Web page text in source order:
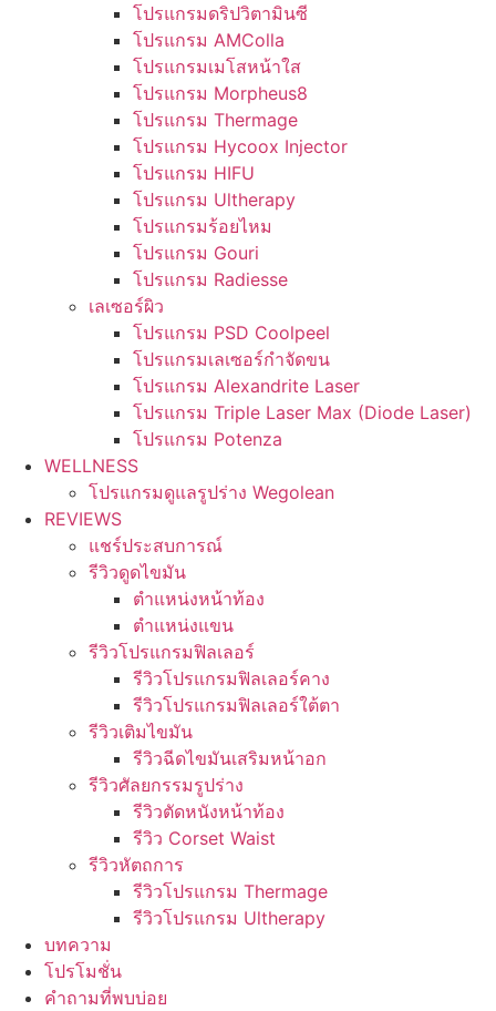
โปรแกรมดริปวิตามินซี
โปรแกรม AMColla
โปรแกรมเมโสหน้าใส
โปรแกรม Morpheus8
โปรแกรม Thermage
โปรแกรม Hycoox Injector
โปรแกรม HIFU
โปรแกรม Ultherapy
โปรแกรมร้อยไหม
โปรแกรม Gouri
โปรแกรม Radiesse
เลเซอร์ผิว
โปรแกรม PSD Coolpeel
โปรแกรมเลเซอร์กำจัดขน
โปรแกรม Alexandrite Laser
โปรแกรม Triple Laser Max (Diode Laser)
โปรแกรม Potenza
WELLNESS
โปรแกรมดูแลรูปร่าง Wegolean
REVIEWS
แชร์ประสบการณ์
รีวิวดูดไขมัน
ตำแหน่งหน้าท้อง
ตำแหน่งแขน
รีวิวโปรแกรมฟิลเลอร์
รีวิวโปรแกรมฟิลเลอร์คาง
รีวิวโปรแกรมฟิลเลอร์ใต้ตา
รีวิวเติมไขมัน
รีวิวฉีดไขมันเสริมหน้าอก
รีวิวศัลยกรรมรูปร่าง
รีวิวตัดหนังหน้าท้อง
รีวิว Corset Waist
รีวิวหัตถการ
รีวิวโปรแกรม Thermage
รีวิวโปรแกรม Ultherapy
บทความ
โปรโมชั่น
คำถามที่พบบ่อย